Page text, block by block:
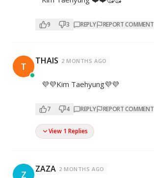
9 3 REPLY REPORT COMMENT
T THAIS 2 MONTHS AGO
💜💜Kim Taehyung💜💜
7 4 REPLY REPORT COMMENT
View 1 Replies
Z ZAZA 2 MONTHS AGO